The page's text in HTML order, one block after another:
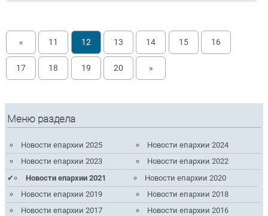
« 11 12 13 14 15 16
17 18 19 20 »
Меню раздела
Новости епархии 2025
Новости епархии 2024
Новости епархии 2023
Новости епархии 2022
Новости епархии 2021
Новости епархии 2020
Новости епархии 2019
Новости епархии 2018
Новости епархии 2017
Новости епархии 2016